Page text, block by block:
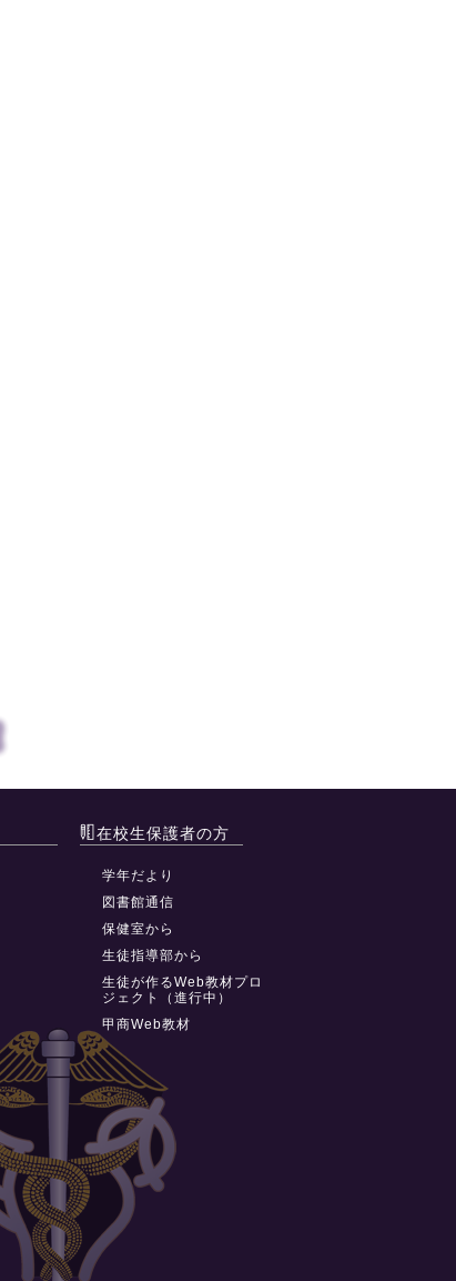
在校生保護者の方
学年だより
図書館通信
保健室から
生徒指導部から
生徒が作るWeb教材プロ
ジェクト（進行中）
甲商Web教材